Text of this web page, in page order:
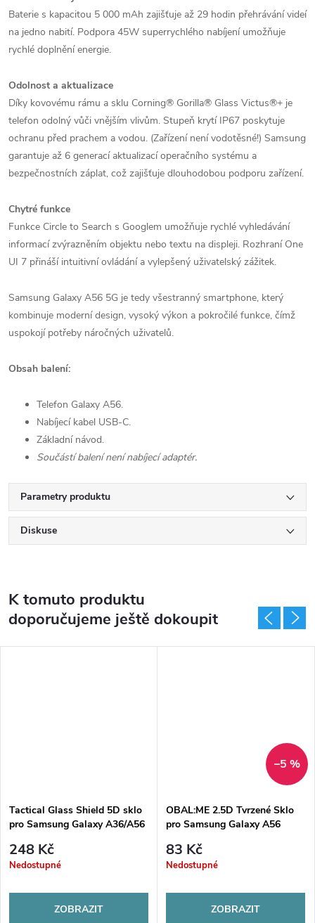
Baterie s kapacitou 5 000 mAh zajišťuje až 29 hodin přehrávání videí
na jedno nabití. Podpora 45W superrychlého nabíjení umožňuje
rychlé doplnění energie. ​
Odolnost a aktualizace
Díky kovovému rámu a sklu Corning® Gorilla® Glass Victus®+ je
telefon odolný vůči vnějším vlivům. Stupeň krytí IP67 poskytuje
ochranu před prachem a vodou. (Zařízení není vodotěsné!) Samsung
garantuje až 6 generací aktualizací operačního systému a
bezpečnostních záplat, což zajišťuje dlouhodobou podporu zařízení.
Chytré funkce
Funkce Circle to Search s Googlem umožňuje rychlé vyhledávání
informací zvýrazněním objektu nebo textu na displeji. Rozhraní One
UI 7 přináší intuitivní ovládání a vylepšený uživatelský zážitek. ​
Samsung Galaxy A56 5G je tedy všestranný smartphone, který
kombinuje moderní design, vysoký výkon a pokročilé funkce, čímž
uspokojí potřeby náročných uživatelů.
Obsah balení:
Telefon Galaxy A56.
Nabíjecí kabel USB-C.
Základní návod.
Součástí balení není nabíjecí adaptér.
Parametry produktu
Diskuse
K tomuto produktu
doporučujeme ještě dokoupit
Tactical Glass Shield 5D sklo
pro Samsung Galaxy A36/A56
248 Kč
Nedostupné
ZOBRAZIT
–5 %
OBAL:ME 2.5D Tvrzené Sklo
pro Samsung Galaxy A56
83 Kč
Nedostupné
ZOBRAZIT